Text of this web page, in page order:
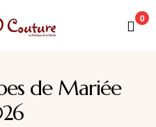
0
de Mariée